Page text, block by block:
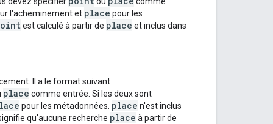
l'acheminement et place pour les
est calculé à partir de place et inclus dans
Il a le format suivant :
place comme entrée. Si les deux sont
pour les métadonnées. place n'est inclus
qu'aucune recherche place à partir de